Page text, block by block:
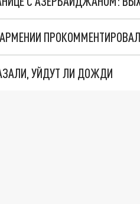
УЙДУТ ЛИ ДОЖДИ